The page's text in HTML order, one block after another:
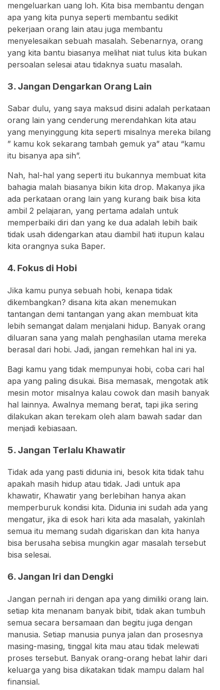
mengeluarkan uang loh. Kita bisa membantu dengan
apa yang kita punya seperti membantu sedikit
pekerjaan orang lain atau juga membantu
menyelesaikan sebuah masalah. Sebenarnya, orang
yang kita bantu biasanya melihat niat tulus kita bukan
persoalan selesai atau tidaknya suatu masalah.
3. Jangan Dengarkan Orang Lain
Sabar dulu, yang saya maksud disini adalah perkataan
orang lain yang cenderung merendahkan kita atau
yang menyinggung kita seperti misalnya mereka bilang
” kamu kok sekarang tambah gemuk ya” atau “kamu
itu bisanya apa sih”.
Nah, hal-hal yang seperti itu bukannya membuat kita
bahagia malah biasanya bikin kita drop. Makanya jika
ada perkataan orang lain yang kurang baik bisa kita
ambil 2 pelajaran, yang pertama adalah untuk
memperbaiki diri dan yang ke dua adalah lebih baik
tidak usah didengarkan atau diambil hati itupun kalau
kita orangnya suka Baper.
4. Fokus di Hobi
Jika kamu punya sebuah hobi, kenapa tidak
dikembangkan? disana kita akan menemukan
tantangan demi tantangan yang akan membuat kita
lebih semangat dalam menjalani hidup. Banyak orang
diluaran sana yang malah penghasilan utama mereka
berasal dari hobi. Jadi, jangan remehkan hal ini ya.
Bagi kamu yang tidak mempunyai hobi, coba cari hal
apa yang paling disukai. Bisa memasak, mengotak atik
mesin motor misalnya kalau cowok dan masih banyak
hal lainnya. Awalnya memang berat, tapi jika sering
dilakukan akan terekam oleh alam bawah sadar dan
menjadi kebiasaan.
5. Jangan Terlalu Khawatir
Tidak ada yang pasti didunia ini, besok kita tidak tahu
apakah masih hidup atau tidak. Jadi untuk apa
khawatir, Khawatir yang berlebihan hanya akan
memperburuk kondisi kita. Didunia ini sudah ada yang
mengatur, jika di esok hari kita ada masalah, yakinlah
semua itu memang sudah digariskan dan kita hanya
bisa berusaha sebisa mungkin agar masalah tersebut
bisa selesai.
6. Jangan Iri dan Dengki
Jangan pernah iri dengan apa yang dimiliki orang lain.
setiap kita menanam banyak bibit, tidak akan tumbuh
semua secara bersamaan dan begitu juga dengan
manusia. Setiap manusia punya jalan dan prosesnya
masing-masing, tinggal kita mau atau tidak melewati
proses tersebut. Banyak orang-orang hebat lahir dari
keluarga yang bisa dikatakan tidak mampu dalam hal
finansial.